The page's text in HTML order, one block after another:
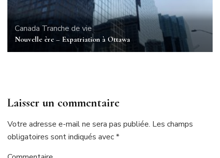
Canada Tranche de vie
Nouvelle ère – Expatriation à Ottawa
Laisser un commentaire
Votre adresse e-mail ne sera pas publiée. Les champs
obligatoires sont indiqués avec*